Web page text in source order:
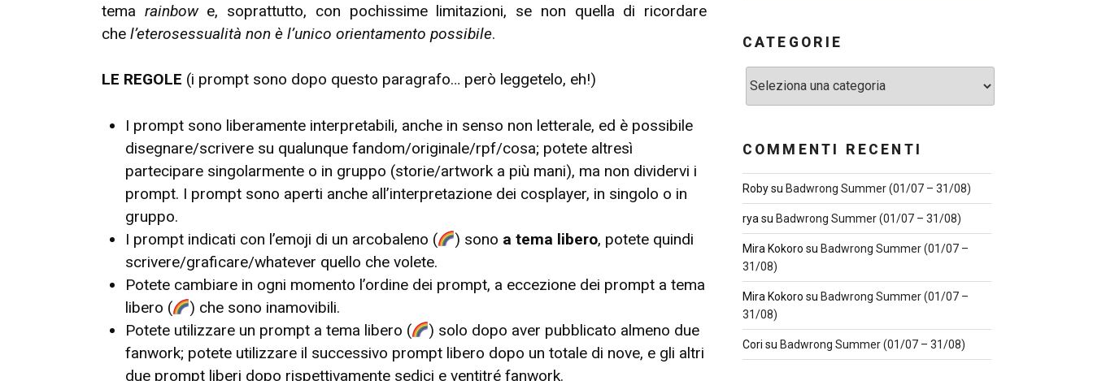
tema rainbowe, soprattutto, con pochissime limitazioni, se non quella di ricordare
che l’eterosessualità non è l’unico orientamento possibile.
LE REGOLE (i prompt sono dopo questo paragrafo… però leggetelo, eh!)
I prompt sono liberamente interpretabili, anche in senso non letterale, ed è possibile
disegnare/scrivere su qualunque fandom/originale/rpf/cosa; potete altresì
partecipare singolarmente o in gruppo (storie/artwork a più mani), ma non dividervi i
prompt. I prompt sono aperti anche all’interpretazione dei cosplayer, in singolo o in
gruppo.
I prompt indicati con l’emoji di un arcobaleno (
) sono a tema libero, potete quindi
scrivere/graficare/whatever quello che volete.
Potete cambiare in ogni momento l’ordine dei prompt, a eccezione dei prompt a tema
libero (
) che sono inamovibili.
Potete utilizzare un prompt a tema libero (
) solo dopo aver pubblicato almeno due
fanwork; potete utilizzare il successivo prompt libero dopo un totale di nove, e gli altri
due prompt liberi dopo rispettivamente sedici e ventitré fanwork.
CATEGORIE
COMMENTI RECENTI
Robysu Badwrong Summer (01/07 – 31/08)
ryasu Badwrong Summer (01/07 – 31/08)
Mira Kokoro su Badwrong Summer (01/07 –
31/08)
Mira Kokoro su Badwrong Summer (01/07 –
31/08)
Cori su Badwrong Summer (01/07 – 31/08)